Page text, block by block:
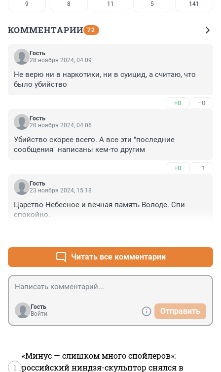
9 8 11 5 141
КОММЕНТАРИИ 72
Гость
28 ноября 2024, 04:09
Не верю ни в наркотики, ни в суицид, а считаю, что
было убийство
+0 –0
Гость
28 ноября 2024, 04:06
Убийство скорее всего. А все эти "последние
сообщения" написаны кем-то другим
+0 –1
Гость
23 ноября 2024, 15:18
Царство Небесное и вечная память Володе. Спи
спокойно.
Читать все комментарии
Гость
Войти
Отправить
1
«Минус — слишком много спойлеров»:
российский ниндзя-скульптор снялся в